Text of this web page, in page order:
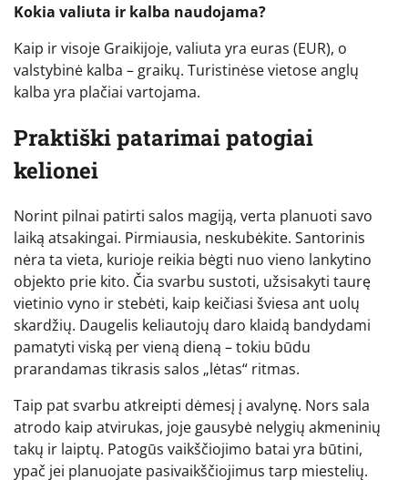
Kokia valiuta ir kalba naudojama?
Kaip ir visoje Graikijoje, valiuta yra euras (EUR), o
valstybinė kalba – graikų. Turistinėse vietose anglų
kalba yra plačiai vartojama.
Praktiški patarimai patogiai
kelionei
Norint pilnai patirti salos magiją, verta planuoti savo
laiką atsakingai. Pirmiausia, neskubėkite. Santorinis
nėra ta vieta, kurioje reikia bėgti nuo vieno lankytino
objekto prie kito. Čia svarbu sustoti, užsisakyti taurę
vietinio vyno ir stebėti, kaip keičiasi šviesa ant uolų
skardžių. Daugelis keliautojų daro klaidą bandydami
pamatyti viską per vieną dieną – tokiu būdu
prarandamas tikrasis salos „lėtas“ ritmas.
Taip pat svarbu atkreipti dėmesį į avalynę. Nors sala
atrodo kaip atvirukas, joje gausybė nelygių akmeninių
takų ir laiptų. Patogūs vaikščiojimo batai yra būtini,
ypač jei planuojate pasivaikščiojimus tarp miestelių.